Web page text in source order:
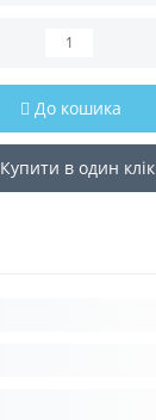
До кошика
Купити в один клік